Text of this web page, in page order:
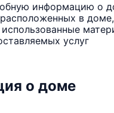
информацию о
в
услуг
о доме